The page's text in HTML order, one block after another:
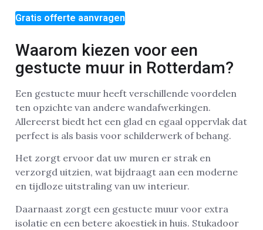
Gratis offerte aanvragen
Waarom kiezen voor een
gestucte muur in Rotterdam?
Een gestucte muur heeft verschillende voordelen
ten opzichte van andere wandafwerkingen.
Allereerst biedt het een glad en egaal oppervlak dat
perfect is als basis voor schilderwerk of behang.
Het zorgt ervoor dat uw muren er strak en
verzorgd uitzien, wat bijdraagt aan een moderne
en tijdloze uitstraling van uw interieur.
Daarnaast zorgt een gestucte muur voor extra
isolatie en een betere akoestiek in huis. Stukadoor